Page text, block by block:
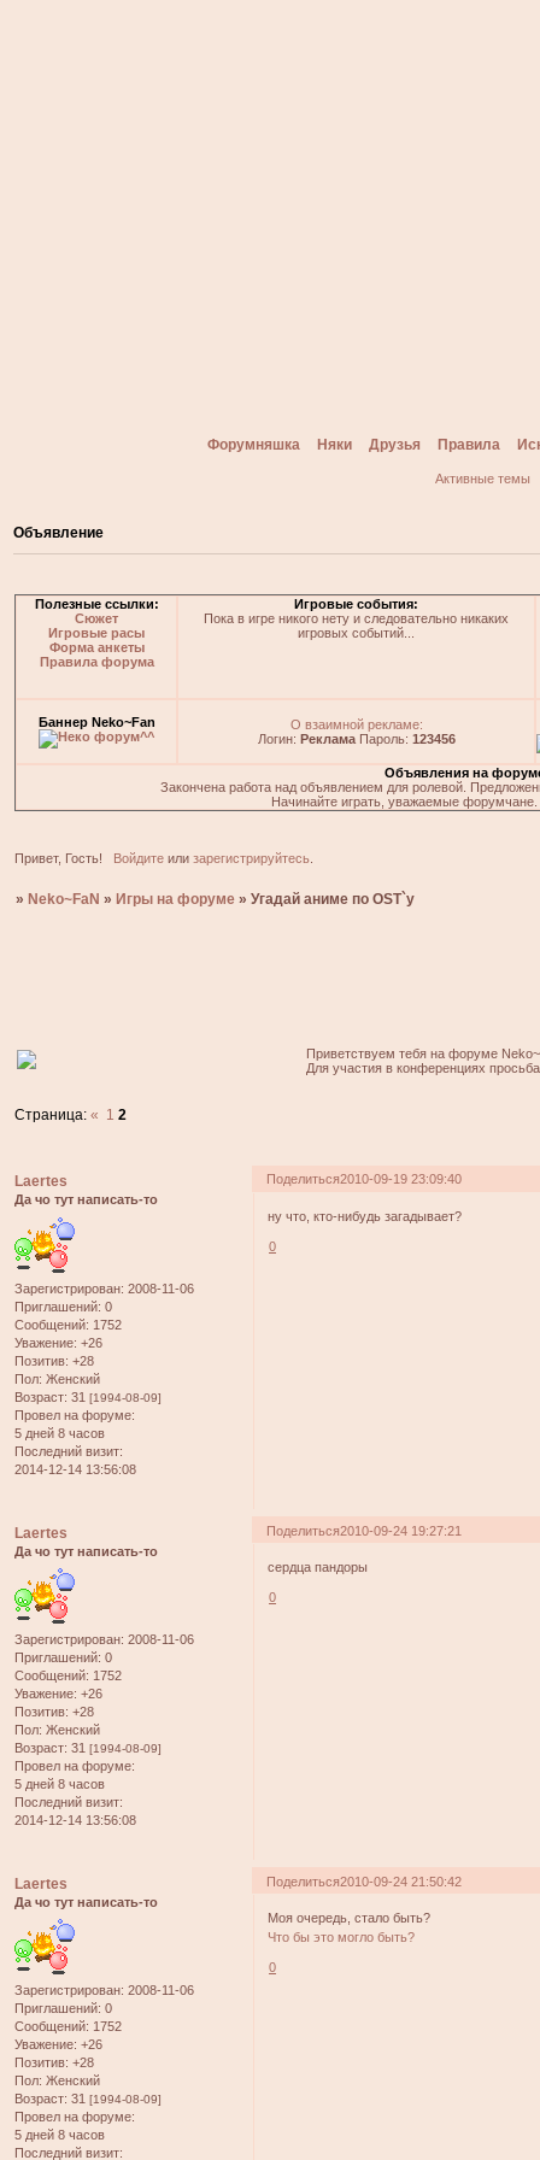
Форумняшка Няки Друзья Правила
Активные темы
Объявление
Полезные ссылки:
Сюжет
Игровые расы
Форма анкеты
Правила форума
Игровые события:
Пока в игре никого нету и следовательно никаких
игровых событий...
Баннер Neko~Fan
О взаимной рекламе:
Логин: РекламаПароль: 123456
Объявления на
Закончена работа над объявлением для ролевой.
Начинайте играть, уважаемые
Привет, Гость! Войдитеили зарегистрируйтесь.
» Neko~FaN » Игры на форуме »Угадай аниме по OST`у
Приветствуем тебя на форуме
Для участия в конференциях
Страница:« 1 2
Поделиться2010-09-19 23:09:40
Laertes
Да чо тут написать-то
Зарегистрирован: 2008-11-06
Приглашений: 0
Сообщений: 1752
Уважение: +26
Позитив: +28
Пол: Женский
Возраст: 31 [1994-08-09]
Провел на форуме:
5 дней 8 часов
Последний визит:
2014-12-14 13:56:08
ну что, кто-нибудь загадывает?
0
Поделиться2010-09-24 19:27:21
Laertes
Да чо тут написать-то
Зарегистрирован: 2008-11-06
Приглашений: 0
Сообщений: 1752
Уважение: +26
Позитив: +28
Пол: Женский
Возраст: 31 [1994-08-09]
Провел на форуме:
5 дней 8 часов
Последний визит:
2014-12-14 13:56:08
сердца пандоры
0
Поделиться2010-09-24 21:50:42
Laertes
Да чо тут написать-то
Зарегистрирован: 2008-11-06
Приглашений: 0
Сообщений: 1752
Уважение: +26
Позитив: +28
Пол: Женский
Возраст: 31 [1994-08-09]
Провел на форуме:
5 дней 8 часов
Последний визит:
Моя очередь, стало быть?
Что бы это могло быть?
0